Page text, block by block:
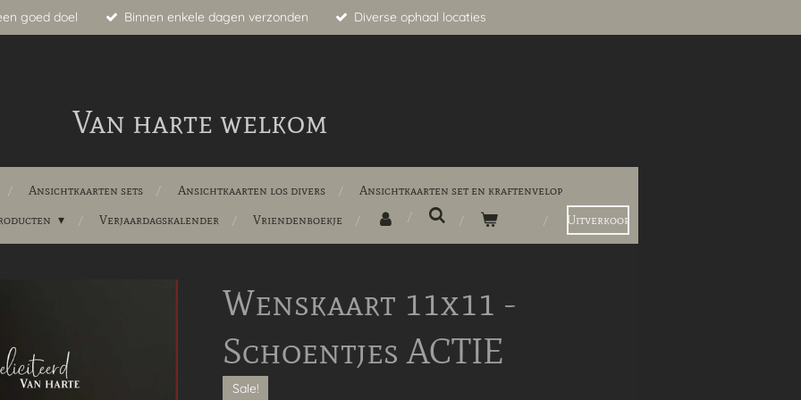
goed doel Binnen enkele dagen verzonden Diverse ophaal locaties
Van harte welkom
Ansichtkaarten sets Ansichtkaarten los divers
Ansichtkaarten set en kraftenvelop
Verjaardagskalender Vriendenboekje Uitverkoop
Wenskaart 11x11 -
Schoentjes ACTIE
Sale!